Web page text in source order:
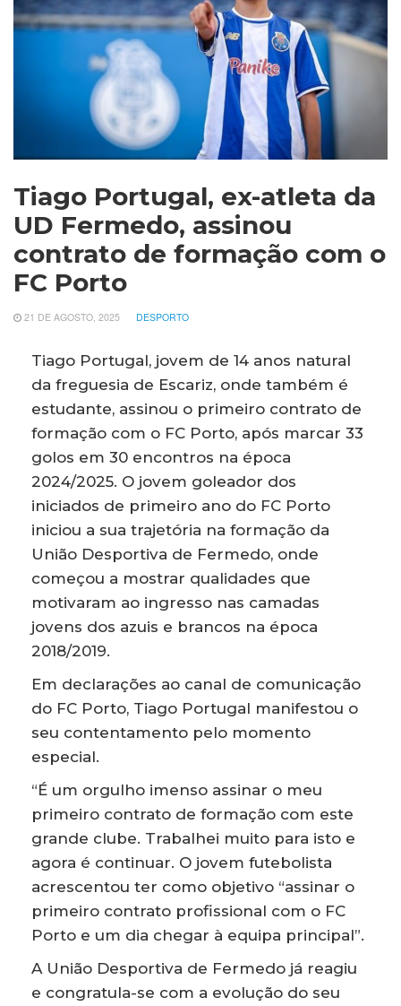
Tiago Portugal, ex-atleta da
UD Fermedo, assinou
contrato de formação com o
FC Porto
21 DE AGOSTO, 2025 DESPORTO
Tiago Portugal, jovem de 14 anos natural
da freguesia de Escariz, onde também é
estudante, assinou o primeiro contrato de
formação com o FC Porto, após marcar 33
golos em 30 encontros na época
2024/2025. O jovem goleador dos
iniciados de primeiro ano do FC Porto
iniciou a sua trajetória na formação da
União Desportiva de Fermedo, onde
começou a mostrar qualidades que
motivaram ao ingresso nas camadas
jovens dos azuis e brancos na época
2018/2019.
Em declarações ao canal de comunicação
do FC Porto, Tiago Portugal manifestou o
seu contentamento pelo momento
especial.
“É um orgulho imenso assinar o meu
primeiro contrato de formação com este
grande clube. Trabalhei muito para isto e
agora é continuar. O jovem futebolista
acrescentou ter como objetivo “assinar o
primeiro contrato profissional com o FC
Porto e um dia chegar à equipa principal”.
A União Desportiva de Fermedo já reagiu
e congratula-se com a evolução do seu